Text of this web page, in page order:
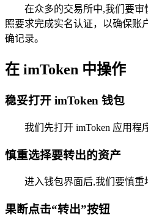
在众多的交易所中,我们要
照要求完成实名认证，以确保账
确记录。
在 imToken 中操作
稳妥打开 imToken 钱包
我们先打开 imToken 应用
慎重选择要转出的资产
进入钱包界面后,我们要慎
果断点击“转出”按钮